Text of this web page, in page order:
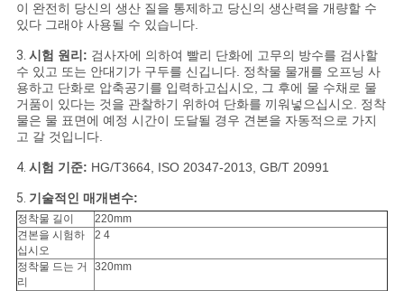
을
요
구
하
세
요
사
이 완전히 당신의 생산 질을 통제하고 당신의 생산력을 개량할 수
있다 그래야 사용될 수 있습니다.
3. 시험 원리: 검사자에 의하여 빨리 단화에 고무의 방수를 검사할
수 있고 또는 안대기가 구두를 신깁니다. 정착물 물개를 오프닝 사
용하고 단화로 압축공기를 입력하고십시오, 그 후에 물 수채로 물
거품이 있다는 것을 관찰하기 위하여 단화를 끼워넣으십시오. 정착
물은 물 표면에 예정 시간이 도달될 경우 견본을 자동적으로 가지
고 갈 것입니다.
4. 시험 기준: HG/T3664, ISO 20347-2013, GB/T 20991
5. 기술적인 매개변수:
정착물 길이
220mm
견본을 시험하
십시오
2 4
정착물 드는 거
리
320mm